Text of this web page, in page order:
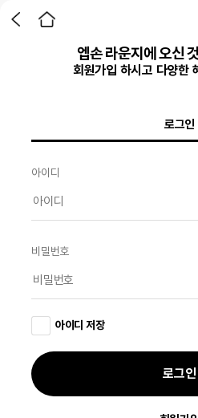
엡손 라운지에 오신
회원가입 하시고 다양한
로그인
아이디
비밀번호
아이디 저장
로그인